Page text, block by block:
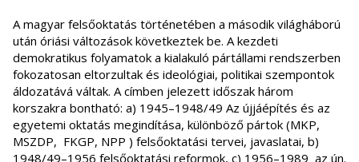
A magyar felsőoktatás történetében a második világháború
után óriási változások következtek be. A kezdeti
demokratikus folyamatok a kialakuló pártállami rendszerben
fokozatosan eltorzultak és ideológiai, politikai szempontok
áldozatává váltak. A címben jelezett időszak három
korszakra bontható: a) 1945–1948/49 Az újjáépítés és az
egyetemi oktatás megindítása, különböző pártok (MKP,
MSZDP, FKGP, NPP ) felsőoktatási tervei, javaslatai, b)
1948/49–1956 felsőoktatási reformok, c) 1956–1989 az ún.